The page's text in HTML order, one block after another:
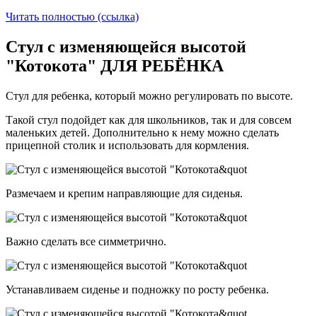
Читать полностью (ссылка)
Стул с изменяющейся высотой
"Котокота" ДЛЯ РЕБЁНКА
Стул для ребенка, который можно регулировать по высоте.
Такой стул подойдет как для школьников, так и для совсем
маленьких детей. Дополнительно к нему можно сделать
прицепной столик и использовать для кормления.
Размечаем и крепим направляющие для сиденья.
Важно сделать все симметрично.
Устанавливаем сиденье и подножку по росту ребенка.